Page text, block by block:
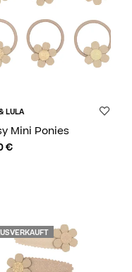
LULA
Mini Ponies
€